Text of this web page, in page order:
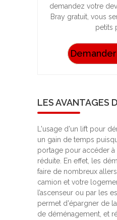
demandez votre
Bray gratuit, vous
petits
LES AVANTAGES
L'usage d'un lift pour
un gain de temps
portage pour accéder
réduite. En effet, les
faire de nombreux
camion et votre
l’ascenseur ou par les
permet d'épargner de
de déménagement, et